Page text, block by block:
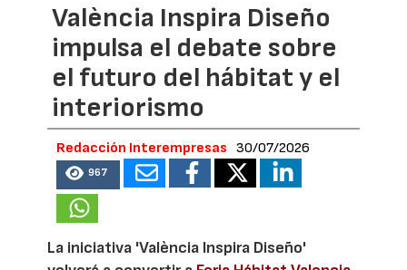
València Inspira Diseño
impulsa el debate sobre
el futuro del hábitat y el
interiorismo
Redacción Interempresas 30/07/2026
967
La iniciativa 'València Inspira Diseño'